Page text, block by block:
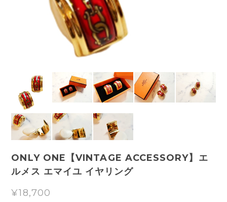
ONLY ONE【VINTAGE ACCESSORY】エ
ルメス エマイユ イヤリング
¥18,700